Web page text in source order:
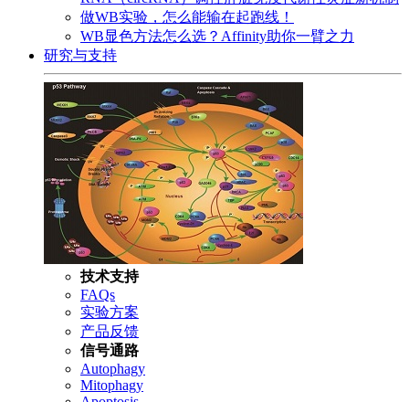
做WB实验，怎么能输在起跑线！
WB显色方法怎么选？Affinity助你一臂之力
研究与支持
技术支持
FAQs
实验方案
产品反馈
信号通路
Autophagy
Mitophagy